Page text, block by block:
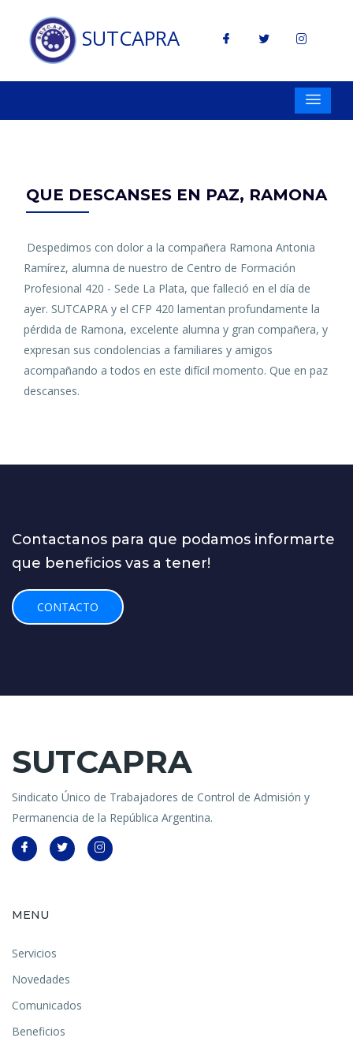
SUTCAPRA
QUE DESCANSES EN PAZ, RAMONA
Despedimos con dolor a la compañera Ramona Antonia
Ramírez, alumna de nuestro de Centro de Formación
Profesional 420 - Sede La Plata, que falleció en el día de
ayer. SUTCAPRA y el CFP 420 lamentan profundamente la
pérdida de Ramona, excelente alumna y gran compañera, y
expresan sus condolencias a familiares y amigos
acompañando a todos en este difícil momento. Que en paz
descanses.
Contactanos para que podamos informarte
que beneficios vas a tener!
CONTACTO
SUTCAPRA
Sindicato Único de Trabajadores de Control de Admisión y
Permanencia de la República Argentina.
MENU
Servicios
Novedades
Comunicados
Beneficios